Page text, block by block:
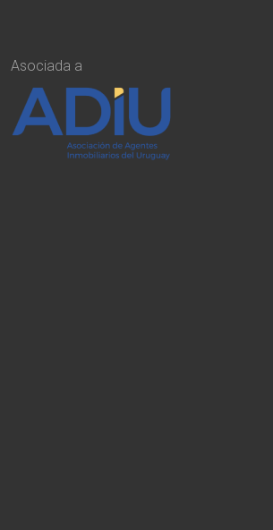
Asociada a